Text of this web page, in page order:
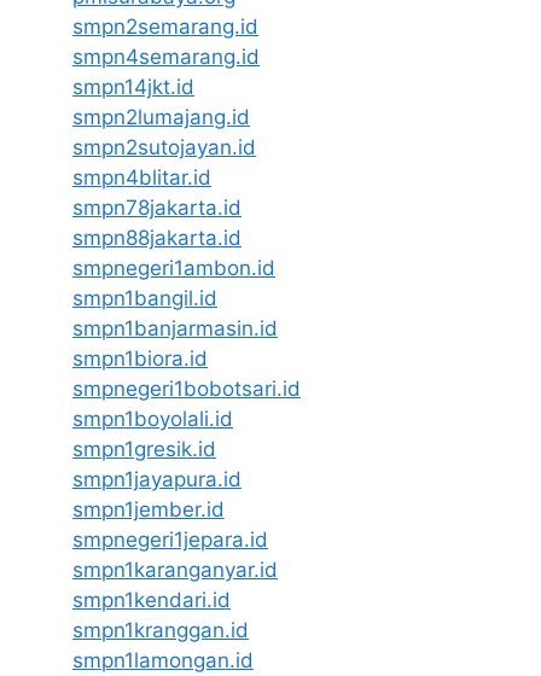
smpn2semarang.id
smpn4semarang.id
smpn14jkt.id
smpn2lumajang.id
smpn2sutojayan.id
smpn4blitar.id
smpn78jakarta.id
smpn88jakarta.id
smpnegeri1ambon.id
smpn1bangil.id
smpn1banjarmasin.id
smpn1biora.id
smpnegeri1bobotsari.id
smpn1boyolali.id
smpn1gresik.id
smpn1jayapura.id
smpn1jember.id
smpnegeri1jepara.id
smpn1karanganyar.id
smpn1kendari.id
smpn1kranggan.id
smpn1lamongan.id